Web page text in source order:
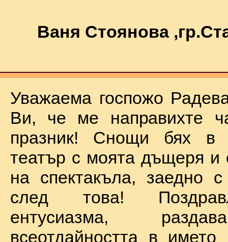
Ваня Стоянова
Уважаема госпожо
Ви, че ме направихте
празник! Снощи бях в
театър с моята дъщеря и
на спектакъла, заедно с
след това!
ентусиазма,
всеотдайността в името